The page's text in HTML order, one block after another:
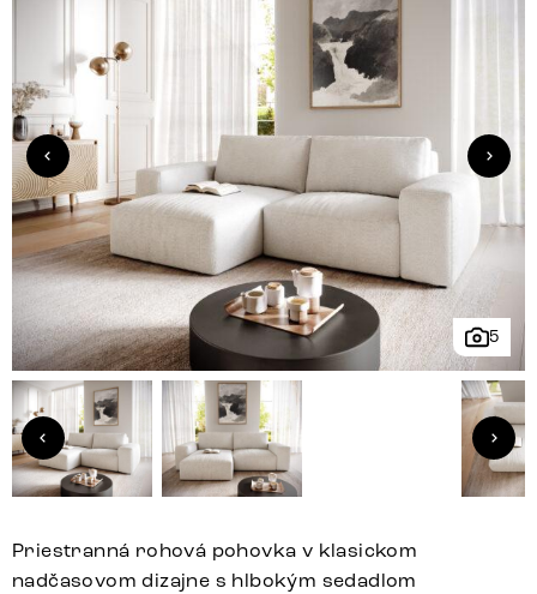
5
Priestranná rohová pohovka v klasickom
nadčasovom dizajne s hlbokým sedadlom